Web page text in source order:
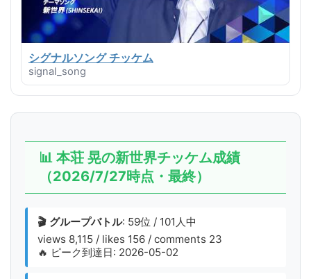
シグナルソング チッケム
signal_song
📊 本荘 晃の新世界チッケム成績
（2026/7/27時点・最終）
🎬 グループバトル: 59位 / 101人中
views 8,115 / likes 156 / comments 23
🔥 ピーク到達日: 2026-05-02